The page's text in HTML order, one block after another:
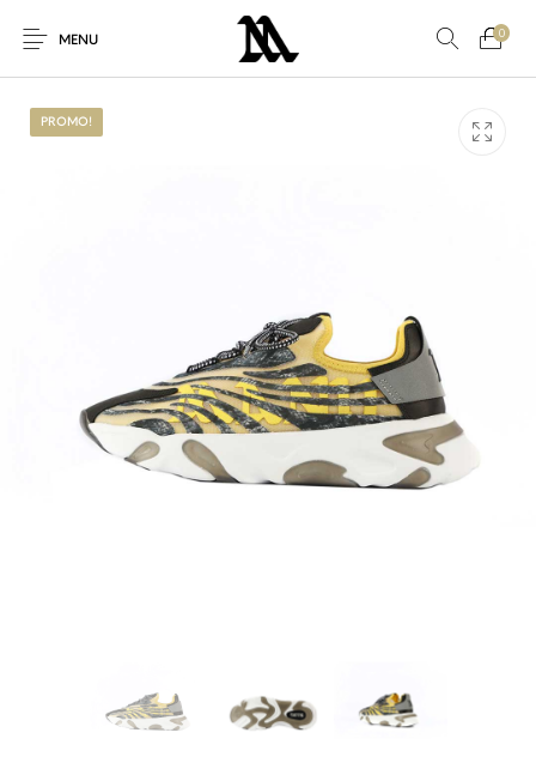
MENU
0
Pour Lui
Sneakers Vêtements
PROMO!